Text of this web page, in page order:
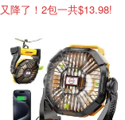
又降了！2包一共$13.98!